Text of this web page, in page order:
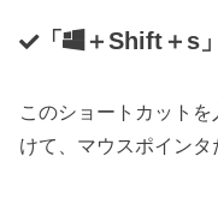
「 ＋Shift＋s
このショートカット
けて、マウスポインタ